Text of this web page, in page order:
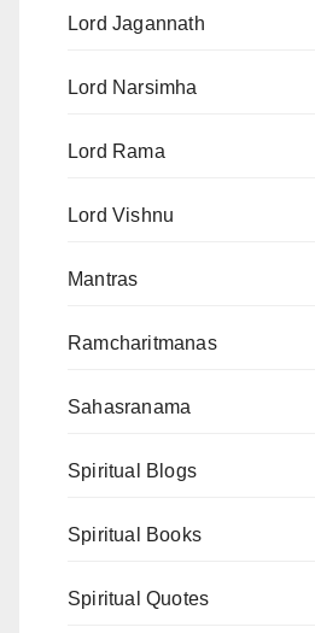
Lord Jagannath
Lord Narsimha
Lord Rama
Lord Vishnu
Mantras
Ramcharitmanas
Sahasranama
Spiritual Blogs
Spiritual Books
Spiritual Quotes